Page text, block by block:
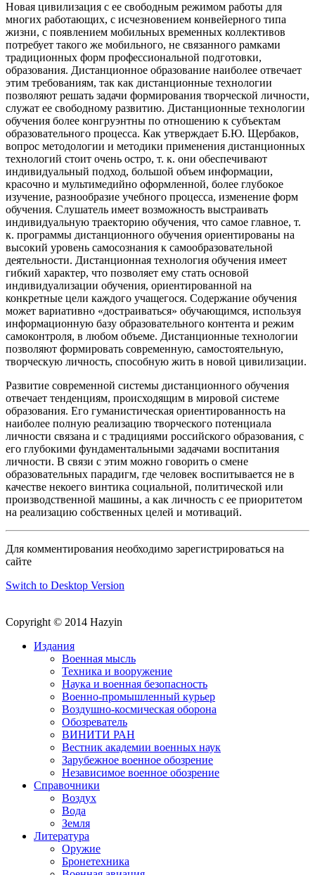
Новая цивилизация с ее свободным режимом работы для
многих работающих, с исчезновением конвейерного типа
жизни, с появлением мобильных временных коллективов
потребует такого же мобильного, не связанного рамками
традиционных форм профессиональной подготовки,
образования. Дистанционное образование наиболее отвечает
этим требованиям, так как дистанционные технологии
позволяют решать задачи формирования творческой личности,
служат ее свободному развитию. Дистанционные технологии
обучения более конгруэнтны по отношению к субъектам
образовательного процесса. Как утверждает Б.Ю. Щербаков,
вопрос методологии и методики применения дистанционных
технологий стоит очень остро, т. к. они обеспечивают
индивидуальный подход, большой объем информации,
красочно и мультимедийно оформленной, более глубокое
изучение, разнообразие учебного процесса, изменение форм
обучения. Слушатель имеет возможность выстраивать
индивидуальную траекторию обучения, что самое главное, т.
к. программы дистанционного обучения ориентированы на
высокий уровень самосознания к самообразовательной
деятельности. Дистанционная технология обучения имеет
гибкий характер, что позволяет ему стать основой
индивидуализации обучения, ориентированной на
конкретные цели каждого учащегося. Содержание обучения
может вариативно «достраиваться» обучающимся, используя
информационную базу образовательного контента и режим
самоконтроля, в любом объеме. Дистанционные технологии
позволяют формировать современную, самостоятельную,
творческую личность, способную жить в новой цивилизации.
Развитие современной системы дистанционного обучения
отвечает тенденциям, происходящим в мировой системе
образования. Его гуманистическая ориентированность на
наиболее полную реализацию творческого потенциала
личности связана и с традициями российского образования, с
его глубокими фундаментальными задачами воспитания
личности. В связи с этим можно говорить о смене
образовательных парадигм, где человек воспитывается не в
качестве некоего винтика социальной, политической или
производственной машины, а как личность с ее приоритетом
на реализацию собственных целей и мотиваций.
Для комментирования необходимо зарегистрироваться на
сайте
Switch to Desktop Version
Copyright © 2014 Hazyin
Издания
Военная мысль
Техника и вооружение
Наука и военная безопасность
Военно-промышленный курьер
Воздушно-космическая оборона
Обозреватель
ВИНИТИ РАН
Вестник академии военных наук
Зарубежное военное обозрение
Независимое военное обозрение
Справочники
Воздух
Вода
Земля
Литература
Оружие
Бронетехника